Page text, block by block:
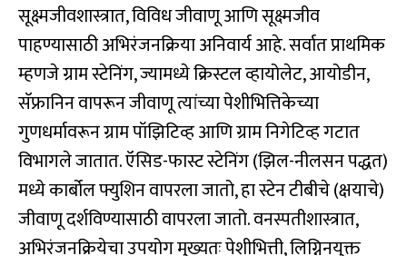
सूक्ष्मजीवशास्त्रात, विविध जीवाणू आणि सूक्ष्मजीव
पाहण्यासाठी अभिरंजनक्रिया अनिवार्य आहे. सर्वात प्राथमिक
म्हणजे ग्राम स्टेनिंग, ज्यामध्ये क्रिस्टल व्हायोलेट, आयोडीन,
सॅफ्रानिन वापरून जीवाणू त्यांच्या पेशीभित्तिकेच्या
गुणधर्मावरून ग्राम पॉझिटिव्ह आणि ग्राम निगेटिव्ह गटात
विभागले जातात. ऍसिड-फास्ट स्टेनिंग (झिल-नीलसन पद्धत)
मध्ये कार्बोल फ्युशिन वापरला जातो, हा स्टेन टीबीचे (क्षयाचे)
जीवाणू दर्शविण्यासाठी वापरला जातो. वनस्पतीशास्त्रात,
अभिरंजनक्रियेचा उपयोग मुख्यतः पेशीभित्ती, लिग्निनयुक्त